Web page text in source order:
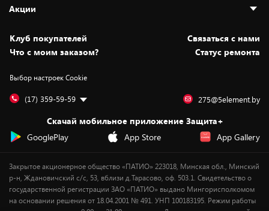
Новости
Статьи и обзоры
Вакансии
Дай пять добру!
Оплата и доставка
Безналичный расчёт
Обмен и возврат товара
Обработка персональных данных
Подарочные карты
Установка техники
Для игровых консолей
Для мобильных устройств
Для компьютеров
Сервисные центры
Акции
Скидки и промокоды
Белорусские товары
Бонусы
Оплата частями
Новинки
Клуб покупателей
Cвязаться с нами
Что с моим заказом?
Статус ремонта
Выбор настроек Cookie
(17) 359-59-59 275@5element.by
Скачай мобильное приложение Защита+
GooglePlay
App Store App Gallery
Закрытое акционерное общество «ПАТИО» 223018, Минская обл., Минский
р-н, Ждановичский с/с, 53, вблизи д.Тарасово, оф. 503.1. Свидетельство о
государственной регистрации ЗАО «ПАТИО» выдано Мингорисполкомом
на основании решения от 18.04.2001 № 491. УНП 100183195. Режим работы